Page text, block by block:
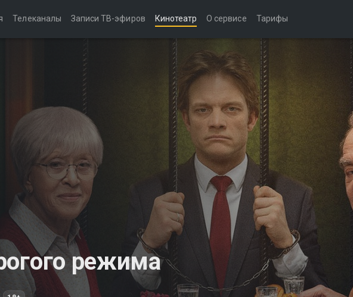
Телеканалы Записи ТВ-эфиров Кинотеатр О сервисе Тарифы
режима